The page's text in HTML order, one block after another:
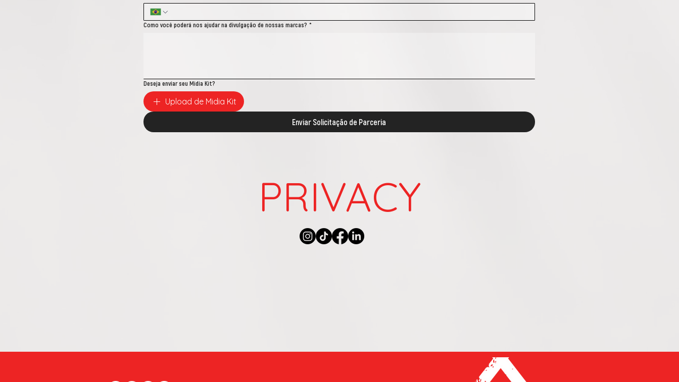
Como você poderá nos ajudar na divulgação de nossas marcas? *
Deseja enviar seu Midia Kit?
Upload de Midia Kit
Enviar Solicitação de Parceria
PRIVACY